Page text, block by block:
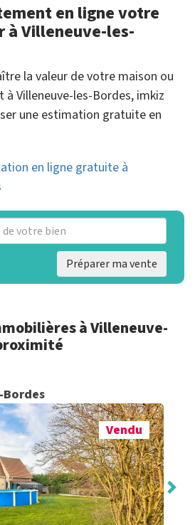
en ligne votre
à Villeneuve-les-
la valeur de votre maison ou
Villeneuve-les-Bordes, imkiz
une estimation gratuite en
en ligne gratuite à
Préparer ma vente
à Villeneuve-
Vendu